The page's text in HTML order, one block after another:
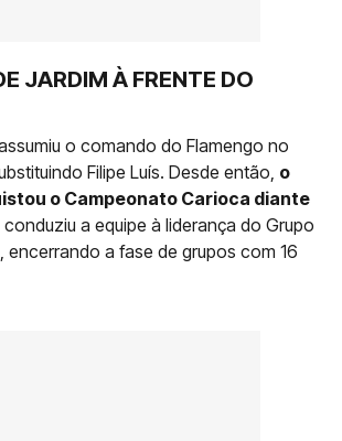
JARDIM À FRENTE DO
o comando do Flamengo no
Filipe Luís. Desde então, o
o Campeonato Carioca diante
conduziu a equipe à liderança do Grupo
encerrando a fase de grupos com 16